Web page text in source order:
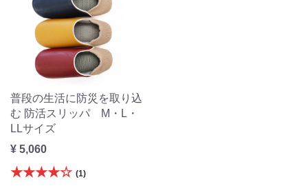
普段の生活に防災を取り込
む 防活スリッパ M・L・
LLサイズ
¥ 5,060
★★★★☆ (1)